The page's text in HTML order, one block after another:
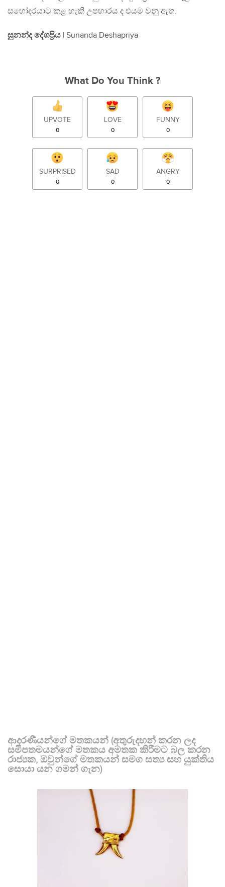
සහෝදරයාට කළ හැකි උපහාරය ද එයම වනු ඇත.
සුනන්ද දේශප්‍රිය | Sunanda Deshapriya
What Do You Think ?
UPVOTE
0
LOVE
0
FUNNY
0
SURPRISED
0
SAD
0
ANGRY
0
ආදරණීයන්ගේ මතකයන් (අතුරුදහන් කරන ලද
සමීපතමයන්ගේ මතකය අමතක කිරීමට බල කරන
රාජ්‍යක, ඔවුන්ගේ මතකයන් සමග සත්‍ය සහ යුක්තිය
සොයා යන ගමන් ගැන)